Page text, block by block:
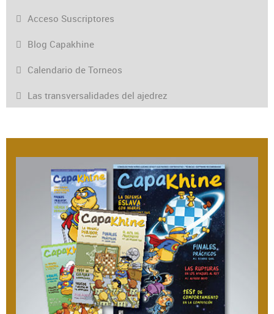
Acceso Suscriptores
Blog Capakhine
Calendario de Torneos
Las transversalidades del ajedrez